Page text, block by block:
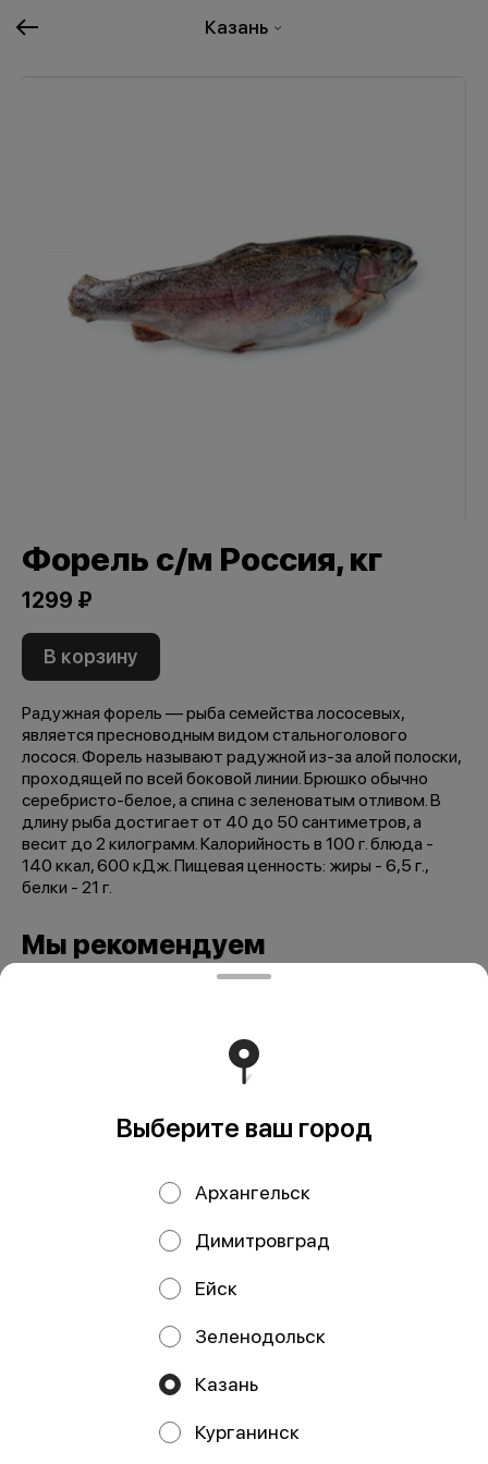
Казань
Форель с/м Россия, кг
1299 ₽
В корзину
Радужная форель — рыба семейства лососевых,
является пресноводным видом стальноголового
лосося. Форель называют радужной из-за алой полоски,
проходящей по всей боковой линии. Брюшко обычно
серебристо-белое, а спина с зеленоватым отливом. В
длину рыба достигает от 40 до 50 сантиметров, а
весит до 2 килограмм. Калорийность в 100 г. блюда -
140 ккал, 600 кДж. Пищевая ценность: жиры - 6,5 г.,
белки - 21 г.
Мы рекомендуем
Форель
Мурманск н/р с/г
ИП Давлетшина Гульназ Рашитовна
ОГРНИП: 322169000110719 Расчетный счет:
40802810000004917040 Банк: АО «ТБанк» БИК:
Выберите ваш город
Архангельск
Димитровград
Ейск
Зеленодольск
Казань
Курганинск